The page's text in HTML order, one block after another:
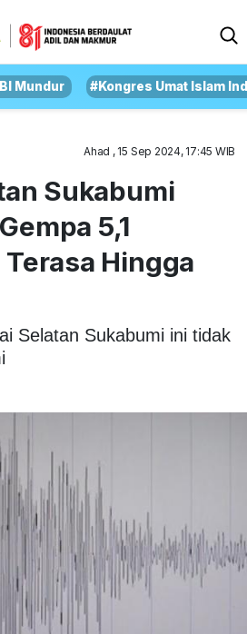
Mundur #Kongres Umat Islam
Ahad , 15 Sep 2024, 17:45 WIB
Sukabumi
5,1
Hingga
Selatan Sukabumi ini tidak